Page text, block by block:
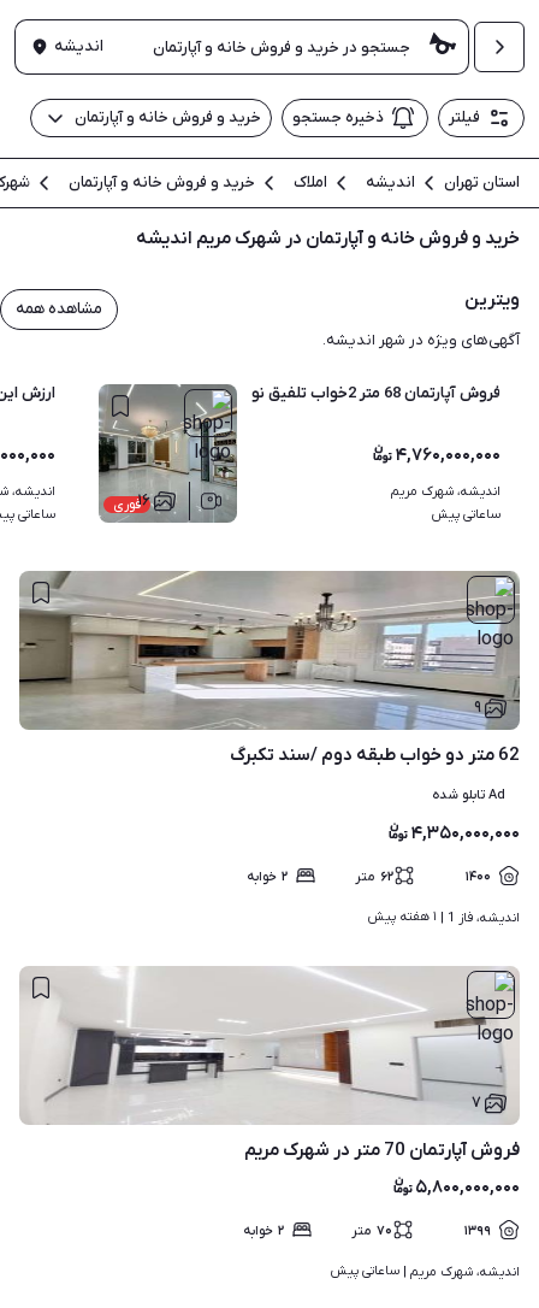
اندیشه
فیلتر ذخیره جستجو خرید و فروش خانه و آپارتمان
استان تهران اندیشه املاک خرید و فروش خانه و آپارتمان
خرید و فروش خانه و آپارتمان در شهرک مریم اندیشه
ویترین
آگهی‌های ویژه در شهر اندیشه.
مشاهده همه
فوری۱۶
فروش آپارتمان 68 متر 2خواب تلفیق نور و هنر سنددار
۴,۷۶۰,۰۰۰,۰۰۰
اندیشه، شهرک مریم
ساعاتی پیش
ارزش
اندیشه،
ساعاتی
۹
62 متر دو خواب طبقه دوم /سند تکبرگ
Ad تابلو شده
۴,۳۵۰,۰۰۰,۰۰۰
۱۴۰۰ ۶۲ متر ۲ خوابه
اندیشه، فاز 1 | ۱ هفته پیش
۷
فروش آپارتمان 70 متر در شهرک مریم
۵,۸۰۰,۰۰۰,۰۰۰
۱۳۹۹ ۷۰ متر ۲ خوابه
اندیشه، شهرک مریم | ساعاتی پیش